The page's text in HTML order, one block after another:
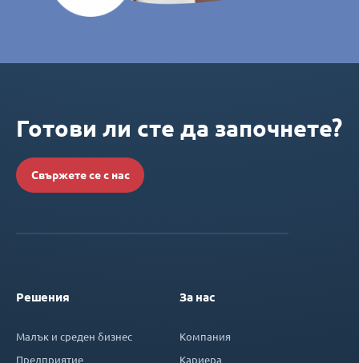
Готови ли сте да започнете?
Свържете се с нас
Решения
Малък и среден бизнес
Предприятие
За нас
Компания
Кариера